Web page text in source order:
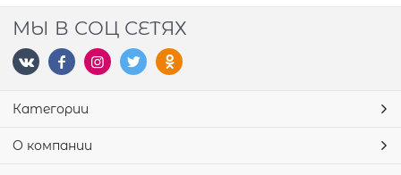
МЫ В СОЦ СЕТЯХ
Категории
О компании